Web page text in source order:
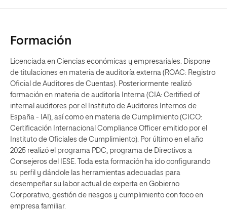
Formación
Licenciada en Ciencias económicas y empresariales. Dispone
de titulaciones en materia de auditoría externa (ROAC: Registro
Oficial de Auditores de Cuentas). Posteriormente realizó
formación en materia de auditoría Interna (CIA: Certified of
internal auditores por el Instituto de Auditores Internos de
España - IAI), así como en materia de Cumplimiento (CICO:
Certificación Internacional Compliance Officer emitido por el
Instituto de Oficiales de Cumplimiento). Por último en el año
2025 realizó el programa PDC, programa de Directivos a
Consejeros del IESE. Toda esta formación ha ido configurando
su perfil y dándole las herramientas adecuadas para
desempeñar su labor actual de experta en Gobierno
Corporativo, gestión de riesgos y cumplimiento con foco en
empresa familiar.